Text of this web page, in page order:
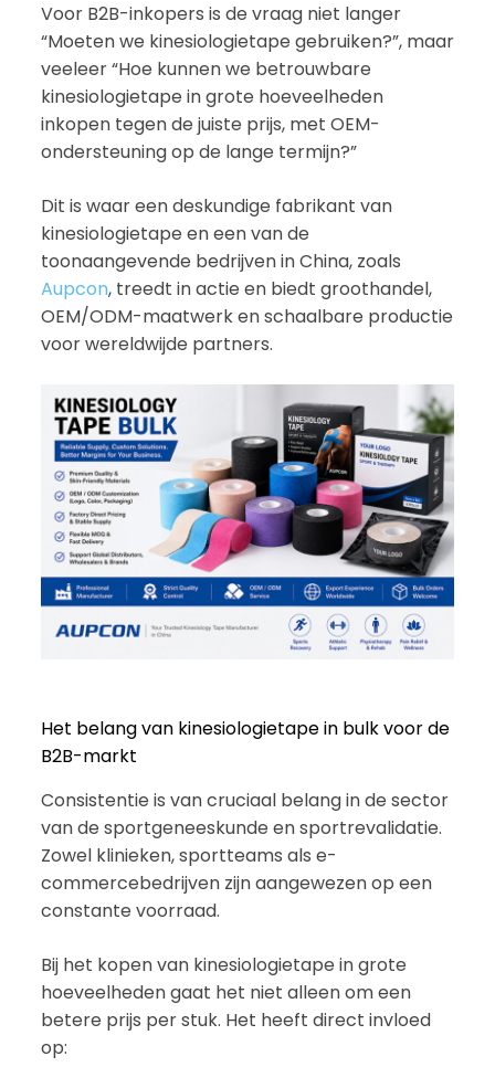
Voor B2B-inkopers is de vraag niet langer
“Moeten we kinesiologietape gebruiken?”, maar
veeleer “Hoe kunnen we betrouwbare
kinesiologietape in grote hoeveelheden
inkopen tegen de juiste prijs, met OEM-
ondersteuning op de lange termijn?”
Dit is waar een deskundige fabrikant van
kinesiologietape en een van de
toonaangevende bedrijven in China, zoals
Aupcon, treedt in actie en biedt groothandel,
OEM/ODM-maatwerk en schaalbare productie
voor wereldwijde partners.
Het belang van kinesiologietape in bulk voor de
B2B-markt
Consistentie is van cruciaal belang in de sector
van de sportgeneeskunde en sportrevalidatie.
Zowel klinieken, sportteams als e-
commercebedrijven zijn aangewezen op een
constante voorraad.
Bij het kopen van kinesiologietape in grote
hoeveelheden gaat het niet alleen om een
betere prijs per stuk. Het heeft direct invloed
op: